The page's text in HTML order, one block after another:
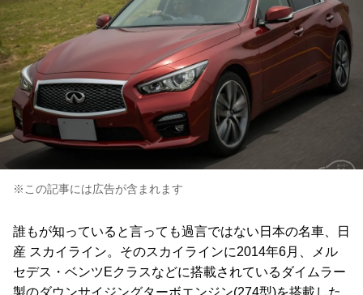
※この記事には広告が含まれます
誰もが知っていると言っても過言ではない日本の名車、日
産 スカイライン。そのスカイラインに2014年6月、メル
セデス・ベンツEクラスなどに搭載されているダイムラー